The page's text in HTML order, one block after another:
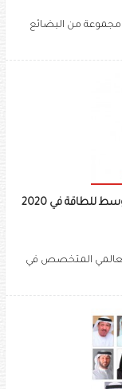
مجموعة من البضائع
المتخصص في